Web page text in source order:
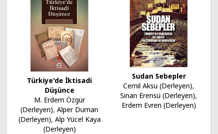
Türkiye'de İktisadi
Düşünce
M. Erdem Özgür
(Derleyen), Alper Duman
(Derleyen), Alp Yücel Kaya
(Derleyen)
Sudan Sebepler
Cemil Aksu (Derleyen),
Sinan Erensü (Derleyen),
Erdem Evren (Derleyen)